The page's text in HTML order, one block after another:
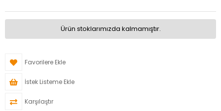
Ürün stoklarımızda kalmamıştır.
Favorilere Ekle
İstek Listeme Ekle
Karşılaştır